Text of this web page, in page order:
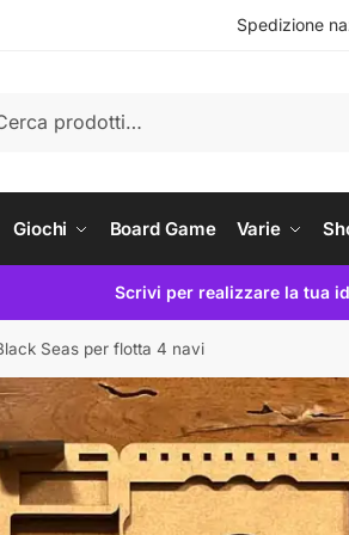
Spedizione
Giochi Board Game Varie
Scrivi per realizzare la tua
Seas per flotta 4 navi